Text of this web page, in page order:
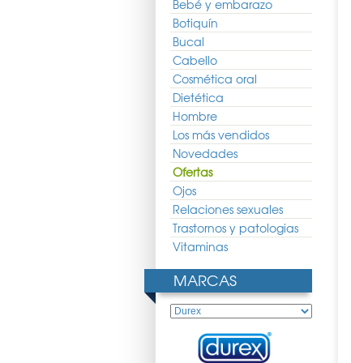
Bebé y embarazo
Botiquín
Bucal
Cabello
Cosmética oral
Dietética
Hombre
Los más vendidos
Novedades
Ofertas
Ojos
Relaciones sexuales
Trastornos y patologias
Vitaminas
MARCAS
Durex Play Masaje Sensual
11.75 €
Durex Sensitivo Contacto